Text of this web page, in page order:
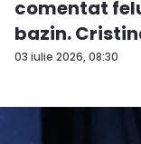
03 iulie 2026, 08:30
comentat
bazin.
ș...